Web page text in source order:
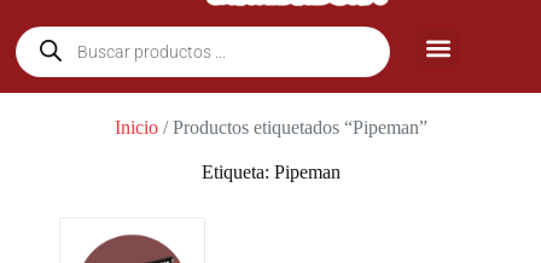
Inicio/ Productos etiquetados “Pipeman”
Etiqueta: Pipeman